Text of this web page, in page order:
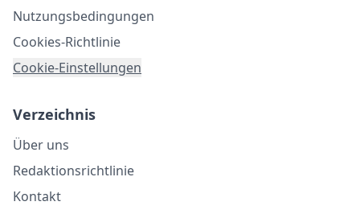
Nutzungsbedingungen
Cookies-Richtlinie
Cookie-Einstellungen
Verzeichnis
Über uns
Redaktionsrichtlinie
Kontakt